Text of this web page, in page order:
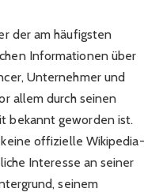
der am häufigsten
Informationen über
Unternehmer und
allem durch seinen
bekannt geworden ist.
offizielle Wikipedia-
Interesse an seiner
seinem